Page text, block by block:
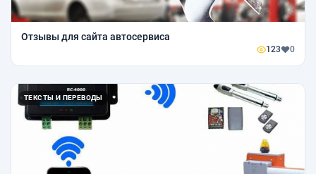
Отзывы для сайта автосервиса
123 0
ТЕКСТЫ И ПЕРЕВОДЫ